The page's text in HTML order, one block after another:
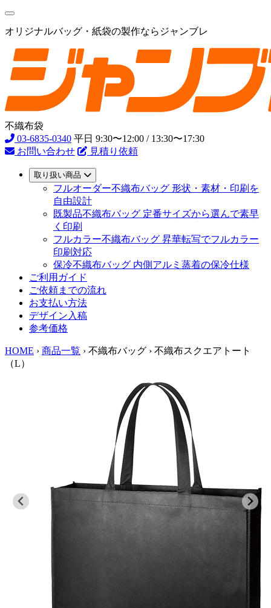
オリジナルバッグ・紙袋の製作ならジャンブレ
不織布袋
03-6835-0340 平日 9:30〜12:00 / 13:30〜17:30
お問い合わせ
見積り依頼
取り扱い商品
フルオーダー不織布バッグ 形状・素材・印刷を
自由設計
既製品不織布バッグ 定番サイズから選んで素早
く印刷
フルカラー不織布バッグ 昇華転写でフルカラー
印刷対応
保冷不織布バッグ 内側アルミ蒸着の保冷仕様
ご利用ガイド
ご依頼までの流れ
お支払い方法
デザイン入稿
参考価格
HOME › 商品一覧 › 不織布バッグ › 不織布スクエアトート
（L）